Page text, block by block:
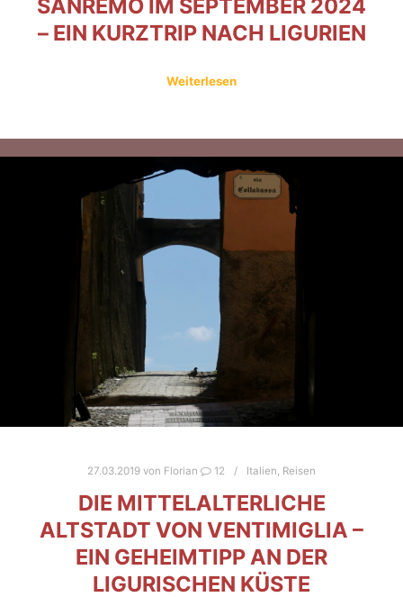
SANREMO IM SEPTEMBER 2024
– EIN KURZTRIP NACH LIGURIEN
Weiterlesen
27.03.2019 von Florian 12 Italien Reisen
DIE MITTELALTERLICHE
ALTSTADT VON VENTIMIGLIA –
EIN GEHEIMTIPP AN DER
LIGURISCHEN KÜSTE